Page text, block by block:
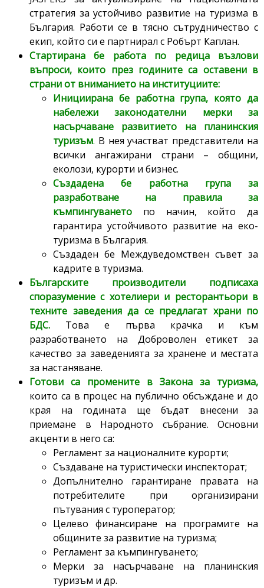
стратегия за устойчиво развитие на туризма в
България. Работи се в тясно сътрудничество с
екип, който си е партнирал с Робърт Каплан.
Стартирана бе работа по редица възлови
въпроси, които през годините са оставени в
страни от вниманието на институциите:
Инициирана бе работна група, която да
набележи законодателни мерки за
насърчаване развитието на планинския
туризъм. В нея участват представители на
всички ангажирани страни – общини,
еколози, курорти и бизнес.
Създадена бе работна група за
разработване на правила за
къмпингуването по начин, който да
гарантира устойчивото развитие на еко-
туризма в България.
Създаден бе Междуведомствен съвет за
кадрите в туризма.
Българските производители подписаха
споразумение с хотелиери и ресторантьори в
техните заведения да се предлагат храни по
БДС. Това е първа крачка и към
разработването на Доброволен етикет за
качество за заведенията за хранене и местата
за настаняване.
Готови са промените в Закона за туризма,
които са в процес на публично обсъждане и до
края на годината ще бъдат внесени за
приемане в Народното събрание. Основни
акценти в него са:
Регламент за националните курорти;
Създаване на туристически инспекторат;
Допълнително гарантиране правата на
потребителите при организирани
пътувания с туроператор;
Целево финансиране на програмите на
общините за развитие на туризма;
Регламент за къмпингуването;
Мерки за насърчаване на планинския
туризъм и др.